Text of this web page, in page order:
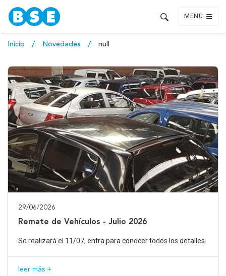
MENÚ
Inicio Novedades null
29/06/2026
Remate de Vehículos - Julio 2026
Se realizará el 11/07, entra para conocer todos los detalles.
leer más +